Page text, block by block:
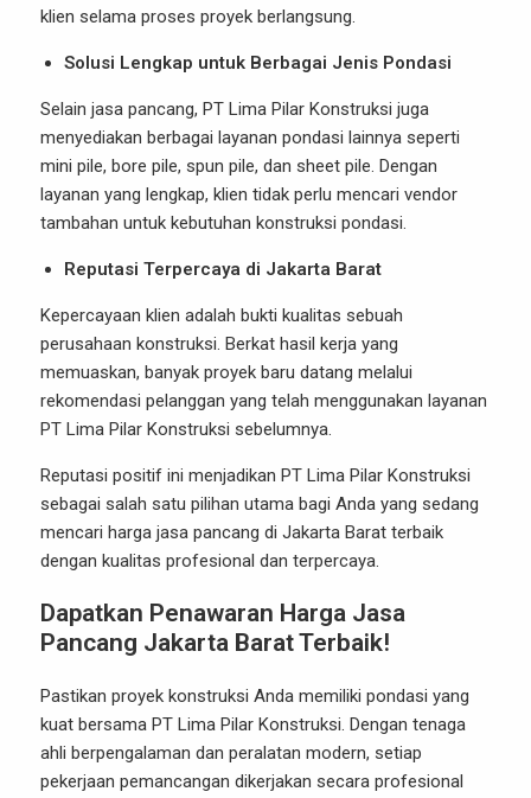
klien selama proses proyek berlangsung.
Solusi Lengkap untuk Berbagai Jenis Pondasi
Selain jasa pancang, PT Lima Pilar Konstruksi juga
menyediakan berbagai layanan pondasi lainnya seperti
mini pile, bore pile, spun pile, dan sheet pile. Dengan
layanan yang lengkap, klien tidak perlu mencari vendor
tambahan untuk kebutuhan konstruksi pondasi.
Reputasi Terpercaya di Jakarta Barat
Kepercayaan klien adalah bukti kualitas sebuah
perusahaan konstruksi. Berkat hasil kerja yang
memuaskan, banyak proyek baru datang melalui
rekomendasi pelanggan yang telah menggunakan layanan
PT Lima Pilar Konstruksi sebelumnya.
Reputasi positif ini menjadikan PT Lima Pilar Konstruksi
sebagai salah satu pilihan utama bagi Anda yang sedang
mencari harga jasa pancang di Jakarta Barat terbaik
dengan kualitas profesional dan terpercaya.
Dapatkan Penawaran Harga Jasa
Pancang Jakarta Barat Terbaik!
Pastikan proyek konstruksi Anda memiliki pondasi yang
kuat bersama PT Lima Pilar Konstruksi. Dengan tenaga
ahli berpengalaman dan peralatan modern, setiap
pekerjaan pemancangan dikerjakan secara profesional